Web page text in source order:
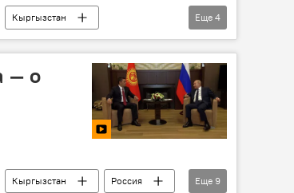
Кыргызстан
Россия
Еще 4
— о
Кыргызстан
Россия
Еще 9